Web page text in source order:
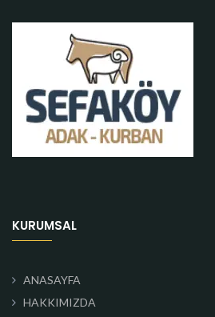
KURUMSAL
ANASAYFA
HAKKIMIZDA